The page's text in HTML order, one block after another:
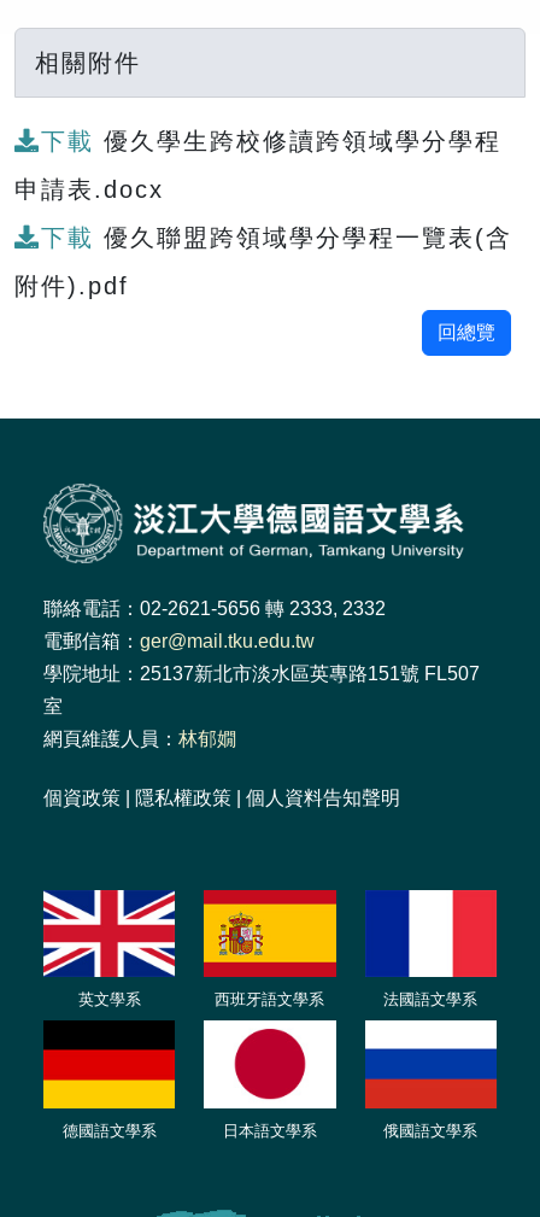
相關附件
下載 優久學生跨校修讀跨領域學分學程
申請表.docx
下載 優久聯盟跨領域學分學程一覽表(含
附件).pdf
回總覽
聯絡電話：02-2621-5656 轉 2333, 2332
電郵信箱： ger@mail.tku.edu.tw
學院地址：25137新北市淡水區英專路151號 FL507
室
網頁維護人員： 林郁嫺
個資政策 隱私權政策 個人資料告知聲明
英文學系 西班牙語文學系 法國語文學系
德國語文學系 日本語文學系 俄國語文學系